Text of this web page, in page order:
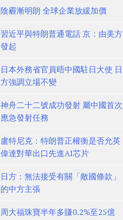
陰霾漸明朗 全球企業放緩加價
習近平與特朗普通電話 京：由美方
發起
日本外務省官員晤中國駐日大使 日
方強調立場不變
神舟二十二號成功發射 屬中國首次
應急發射任務
盧特尼克：特朗普正權衡是否允英
偉達對華出口先進AI芯片
日方：無法接受有關「敵國條款」
的中方主張
周大福珠寶半年多賺0.2%至25億